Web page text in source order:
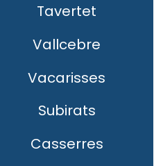
Tavertet
Vallcebre
Vacarisses
Subirats
Casserres